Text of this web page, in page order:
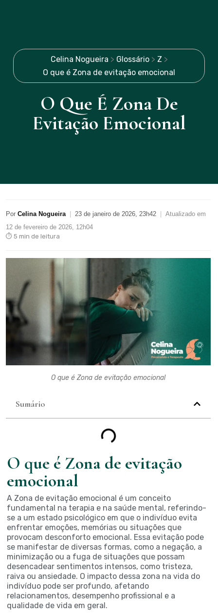
Celina Nogueira > Glossário> Z >
O que é Zona de evitação emocional
O Que É Zona De
Evitação Emocional
Por Celina Nogueira 23 de janeiro de 2026, 23h42
Atualizado em
12 de fevereiro de 2026, 12h04
⏱ 5 min de leitura
O que é Zona de evitação emocional
Sumário
O que é Zona de evitação
emocional
A Zona de evitação emocional é um conceito
fundamental na terapia e na saúde mental, referindo-
se a um estado psicológico em que o indivíduo evita
enfrentar emoções, memórias ou situações que
provocam desconforto emocional. Essa evitação pode
se manifestar de diversas formas, como a negação, a
minimização ou a fuga de situações que possam
desencadear sentimentos intensos, como tristeza,
raiva ou ansiedade. O impacto dessa zona na vida do
indivíduo pode ser profundo, afetando
relacionamentos, desempenho profissional e a
qualidade de vida em geral.